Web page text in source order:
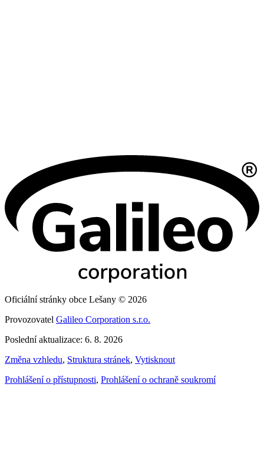
Oficiální stránky obce Lešany © 2026
Provozovatel Galileo Corporation s.r.o.
Poslední aktualizace: 6. 8. 2026
Změna vzhledu, Struktura stránek, Vytisknout
Prohlášení o přístupnosti, Prohlášení o ochraně soukromí